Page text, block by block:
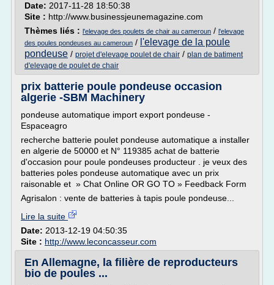
Date: 2017-11-28 18:50:38
Site : http://www.businessjeunemagazine.com
Thèmes liés : l'elevage des poulets de chair au cameroun / l'elevage
des poules pondeuses au cameroun / l'elevage de la poule
pondeuse / projet d'elevage poulet de chair / plan de batiment
d'elevage de poulet de chair
prix batterie poule pondeuse occasion
algerie -SBM Machinery
pondeuse automatique import export pondeuse -
Espaceagro
recherche batterie poulet pondeuse automatique a installer
en algerie de 50000 et N° 119385 achat de batterie
d'occasion pour poule pondeuses producteur . je veux des
batteries poles pondeuse automatique avec un prix
raisonable et » Chat Online OR GO TO » Feedback Form
Agrisalon : vente de batteries à tapis poule pondeuse...
Lire la suite
Date: 2013-12-19 04:50:35
Site : http://www.leconcasseur.com
En Allemagne, la filière de reproducteurs
bio de poules ...